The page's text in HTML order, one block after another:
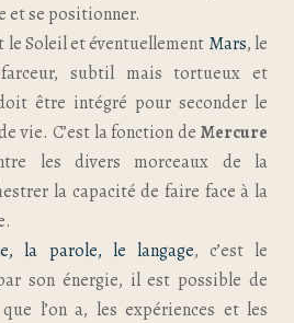
et se positionner.
le Soleil et éventuellement Mars, le
farceur, subtil mais tortueux et
être intégré pour seconder le
vie. C’est la fonction de Mercure
les divers morceaux de la
la capacité de faire face à la
la parole, le langage, c’est le
son énergie, il est possible de
l’on a, les expériences et les